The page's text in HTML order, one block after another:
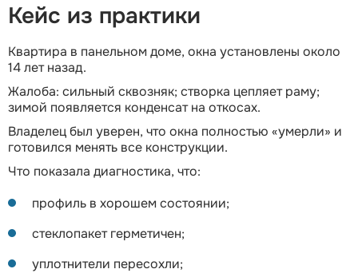
Кейс из практики
Квартира в панельном доме, окна установлены около
14 лет назад.
Жалоба: сильный сквозняк; створка цепляет раму;
зимой появляется конденсат на откосах.
Владелец был уверен, что окна полностью «умерли» и
готовился менять все конструкции.
Что показала диагностика, что:
профиль в хорошем состоянии;
стеклопакет герметичен;
уплотнители пересохли;